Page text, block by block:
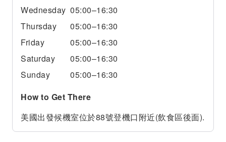
Wednesday 05:00–16:30
Thursday
05:00–16:30
Friday
05:00–16:30
Saturday
05:00–16:30
Sunday
05:00–16:30
How to Get There
美國出發候機室位於88號登機口附近(飲食區後面).